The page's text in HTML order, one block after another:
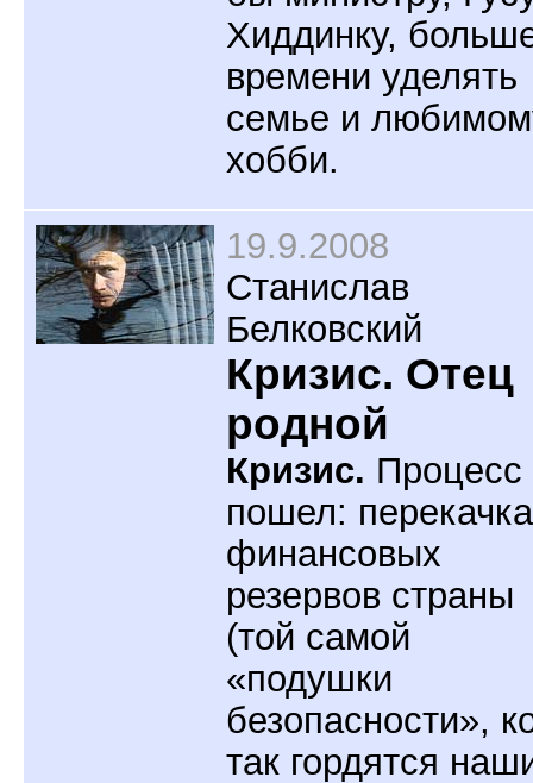
Хиддинку,
времени уделять
семье и
хобби.
19.9.2008
Станислав
Белковский
Кризис. Отец
родной
Кризис. Процесс
пошел: перекачка
финансовых
резервов страны
(той самой
«подушки
безопасности»,
так гордятся